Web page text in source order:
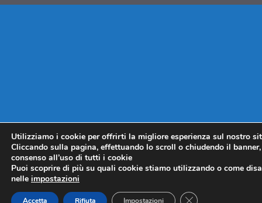
Utilizziamo i cookie per offrirti la migliore esperienza sul nostro
Cliccando sulla pagina, effettuando lo scroll o chiudendo il
consenso all’uso di tutti i cookie
Puoi scoprire di più su quali cookie stiamo utilizzando o come
nelle impostazioni
Accetta Rifiuta Impostazioni CLOSE GDPR